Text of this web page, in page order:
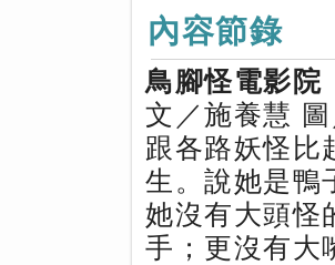
內容節錄
鳥腳怪電影院
文／施養慧
跟各路妖怪比
生。說她是鴨
她沒有大頭怪
手；更沒有大